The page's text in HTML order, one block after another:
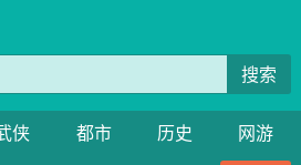
搜索
侠 都市 历史
网游